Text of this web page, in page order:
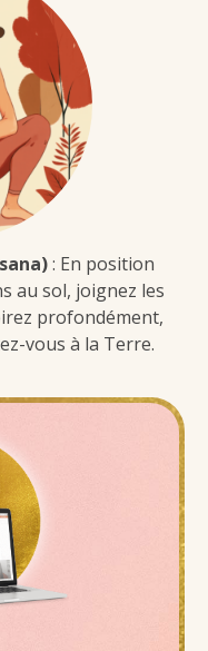
: En position
au sol, joignez les
profondément,
vous à la Terre.